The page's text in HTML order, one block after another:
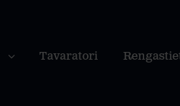
Tavaratori